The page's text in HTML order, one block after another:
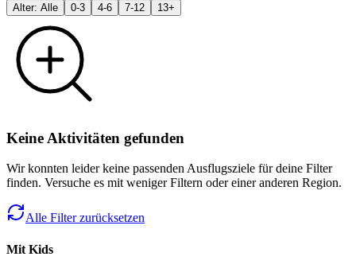
Alter: Alle
0-3 4-6 7-12 13+
Keine Aktivitäten gefunden
Wir konnten leider keine passenden Ausflugsziele für deine Filter
finden. Versuche es mit weniger Filtern oder einer anderen Region.
Alle Filter zurücksetzen
Mit Kids